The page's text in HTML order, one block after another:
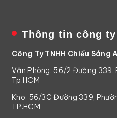
Thông tin công ty
Công Ty TNHH Chiếu Sáng
Văn Phòng: 56/2 Đường 339,
Tp.HCM
Kho: 56/3C Đường 339,
TP.HCM